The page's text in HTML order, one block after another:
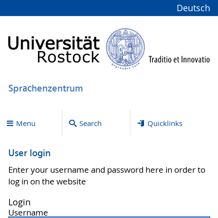
Deutsch
Sprachenzentrum
Menu Search Quicklinks
User login
Enter your username and password here in order to
log in on the website
Login
Username